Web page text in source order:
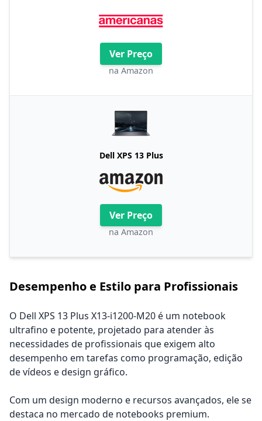
Ver Preço
na Amazon
Dell XPS 13 Plus
Ver Preço
na Amazon
Desempenho e Estilo para Profissionais
O Dell XPS 13 Plus X13-i1200-M20 é um notebook
ultrafino e potente, projetado para atender às
necessidades de profissionais que exigem alto
desempenho em tarefas como programação, edição
de vídeos e design gráfico.
Com um design moderno e recursos avançados, ele se
destaca no mercado de notebooks premium.